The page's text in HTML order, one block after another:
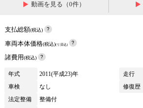
動画を見る（0件）
支払総額(税込)
車両本体価格(税込)(リ済込)
諸費用(税込)
年式 2011(平成23)年 走行
車検
なし 修復歴
法定整備
整備付